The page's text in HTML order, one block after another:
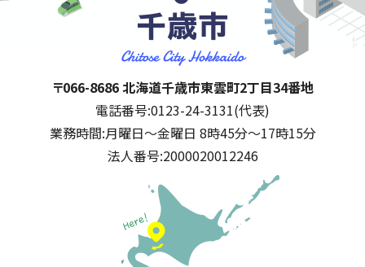
千歳市
住所:
〒066-8686 北海道千歳市東雲町2丁目34番地
電話番号:0123-24-3131(代表)
業務時間:月曜日～金曜日 8時45分～17時15分
法人番号:2000020012246